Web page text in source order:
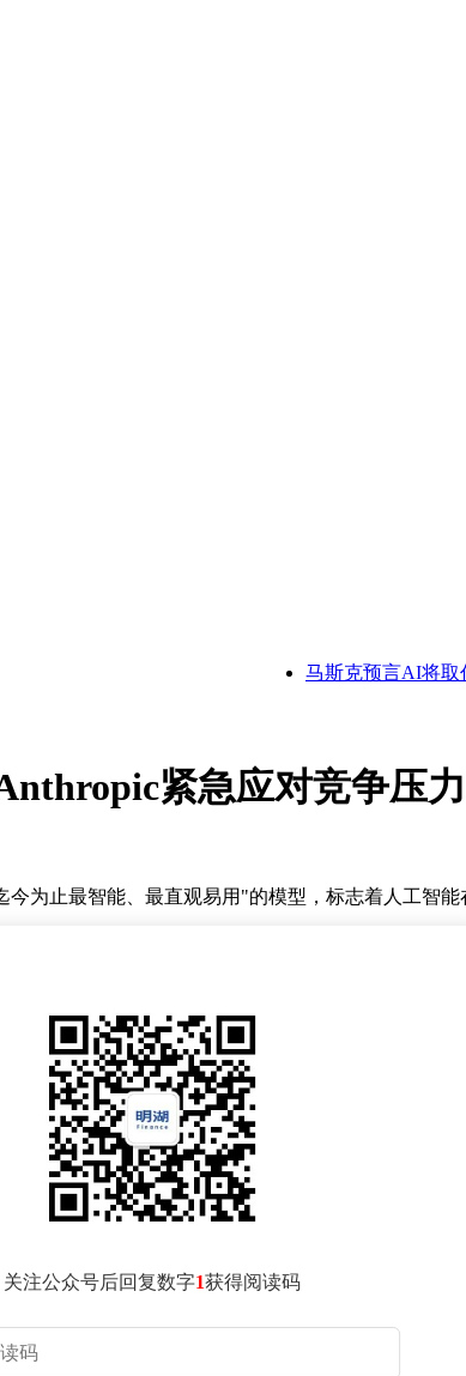
马斯克预言AI将取代源
紧急应对竞争压力
为止最智能、最直观易用"的模型，标志着人工智
究等需要跨上下文推理的领域表现尤为突出。第
任务测试中领先同类产品。值得注意的是，其运营
工具协同等维度全面超越Gemini 3.1 Pro，在专业任
内完成代码差异对比、分支创建及完美合并，更成
试中取得98%的准确率，在真实计算机操作测试
注目的是，波兰数学家Bartosz Naskręcki仅凭单条
比前代模型有显著提升，在生物信息学评估
同处理多格式文档等复杂任务。
生物技术能力增加专项测试，并收集近200个早期
出token 30美元；Pro版定价为每百万输入token 30
关注公众号后回复数字1获得阅读码